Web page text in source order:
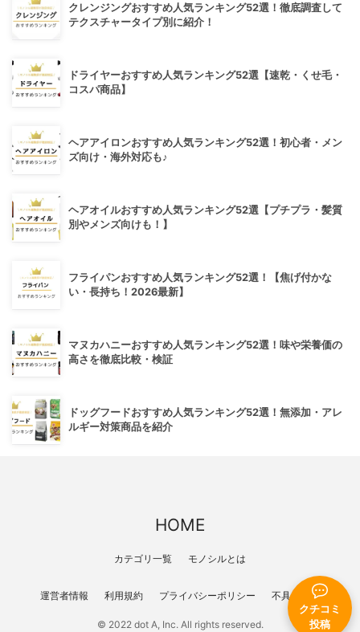
クチコミ
投稿
クレンジングおすすめ人気ランキング52選！徹底調査して
テクスチャータイプ別に紹介！
ドライヤーおすすめ人気ランキング52選【速乾・くせ毛・
コスパ商品】
ヘアアイロンおすすめ人気ランキング52選！初心者・メン
ズ向け・海外対応も♪
ヘアオイルおすすめ人気ランキング52選【プチプラ・髪質
別やメンズ向けも！】
フライパンおすすめ人気ランキング52選！【焦げ付かな
い・長持ち！2026最新】
マヌカハニーおすすめ人気ランキング52選！味や栄養価の
高さを徹底比較・検証
ドッグフードおすすめ人気ランキング52選！無添加・アレ
ルギー対策商品を紹介
HOME
カテゴリ一覧 モノシルとは
運営者情報 利用規約 プライバシーポリシー 不具合報告
© 2022 dot A, Inc. All rights reserved.